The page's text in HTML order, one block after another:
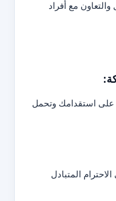
مع أفراد
على استقدامك وتحمل
المتبادل